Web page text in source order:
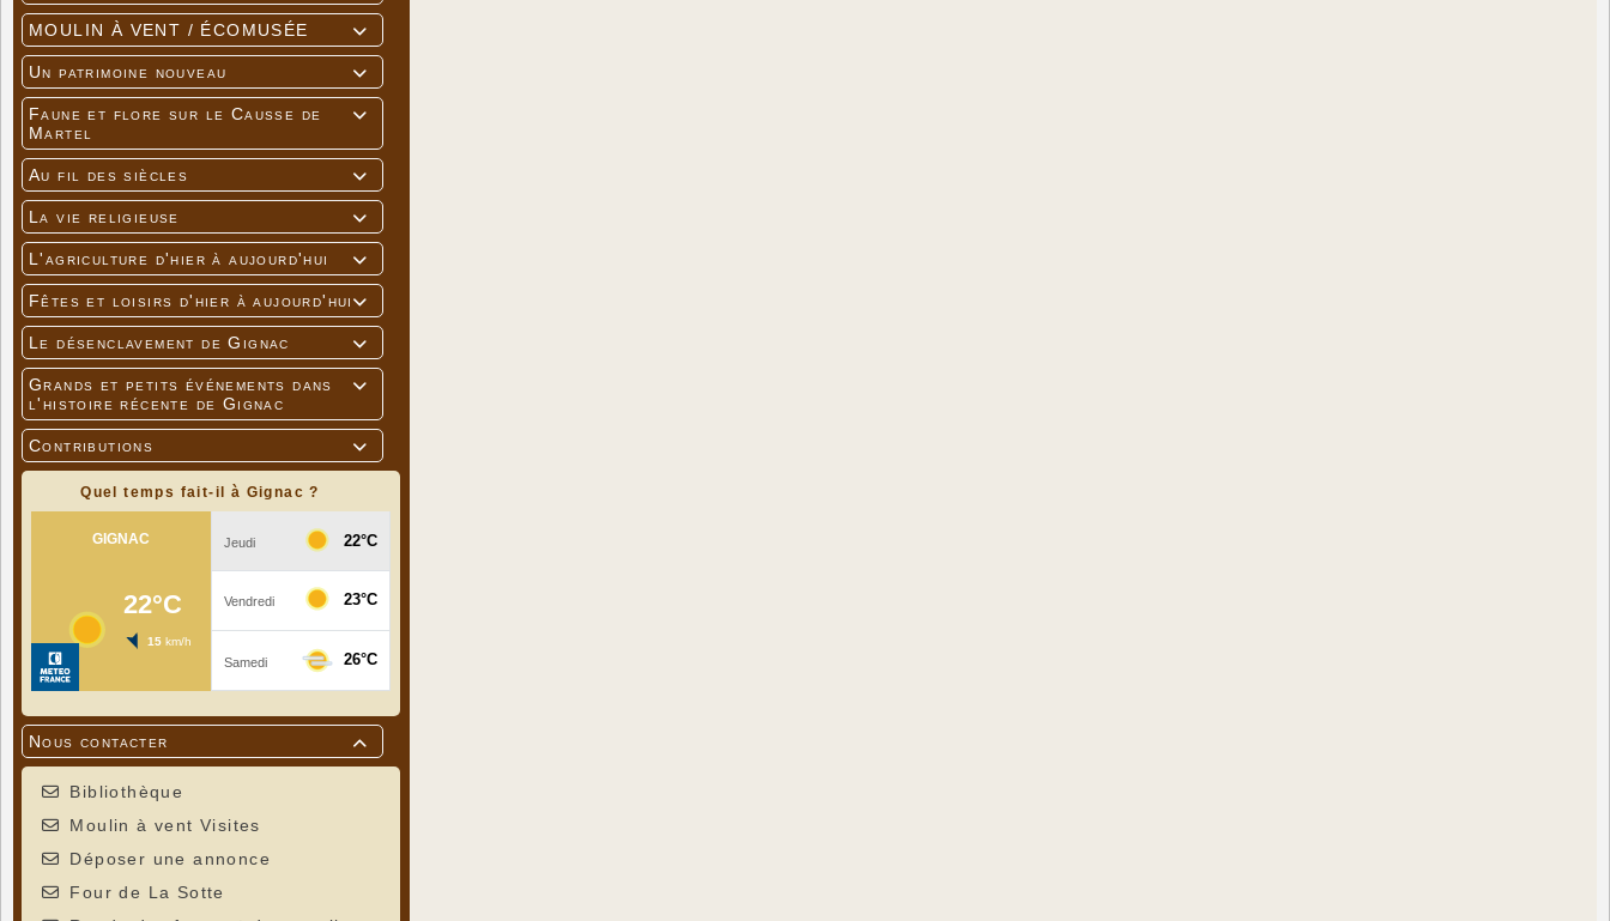

MOULIN À VENT / ÉCOMUSÉE

Un patrimoine nouveau

Faune et flore sur le Causse de
Martel

Au fil des siècles

La vie religieuse

L'agriculture d'hier à aujourd'hui

Fêtes et loisirs d'hier à aujourd'hui

Le désenclavement de Gignac

Grands et petits événements dans
l'histoire récente de Gignac

Contributions
Quel temps fait-il à Gignac ?

Nous contacter
Bibliothèque
Moulin à vent Visites
Déposer une annonce
Four de La Sotte